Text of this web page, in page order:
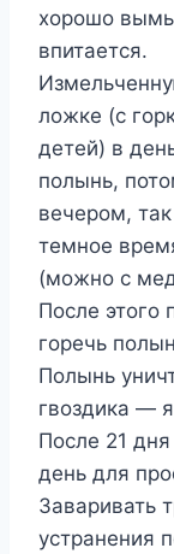
хорошо
впитается.
ложке (с
детей) в
полынь,
вечером,
темное
(можно с
После этого
горечь
Полынь
гвоздика —
После 21
день для
Заваривать
устранения